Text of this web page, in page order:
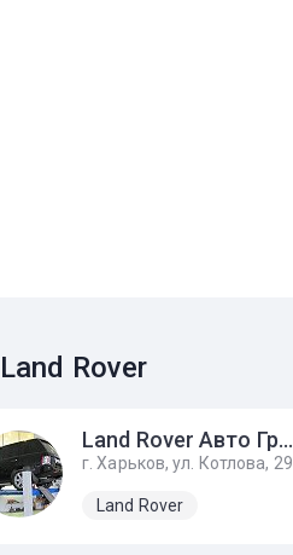
Rover
Land Rover Авто Граф М
г. Харьков, ул. Котлова, 29
Land Rover